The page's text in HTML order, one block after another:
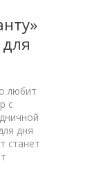
любит
с
дня
станет